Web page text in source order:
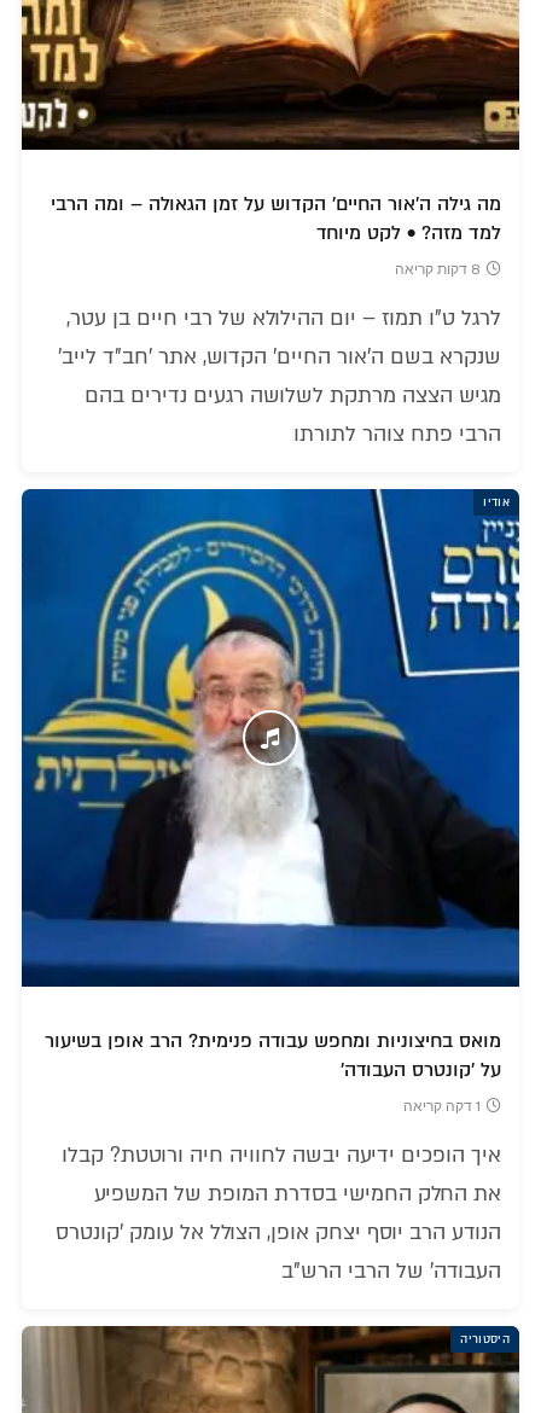
מה גילה ה'אור החיים' הקדוש על זמן הגאולה – ומה הרבי
למד מזה? • לקט מיוחד
8 דקות קריאה
לרגל ט"ו תמוז – יום ההילולא של רבי חיים בן עטר,
שנקרא בשם ה'אור החיים' הקדוש, אתר 'חב"ד לייב'
מגיש הצצה מרתקת לשלושה רגעים נדירים בהם
הרבי פתח צוהר לתורתו
אודיו
מואס בחיצוניות ומחפש עבודה פנימית? הרב אופן בשיעור
על 'קונטרס העבודה'
1 דקה קריאה
איך הופכים ידיעה יבשה לחוויה חיה ורוטטת? קבלו
את החלק החמישי בסדרת המופת של המשפיע
הנודע הרב יוסף יצחק אופן, הצולל אל עומק 'קונטרס
העבודה' של הרבי הרש"ב
היסטוריה